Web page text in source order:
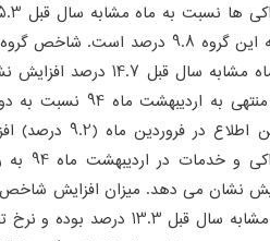
ماهه این گروه 9.8 درصد
به ماه مشابه سال
همین اطلاع
نشان می دهد. میزان افزایش شاخص